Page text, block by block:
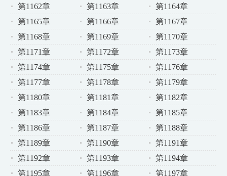
第1162章
第1163章
第1164章
第1165章
第1166章
第1167章
第1168章
第1169章
第1170章
第1171章
第1172章
第1173章
第1174章
第1175章
第1176章
第1177章
第1178章
第1179章
第1180章
第1181章
第1182章
第1183章
第1184章
第1185章
第1186章
第1187章
第1188章
第1189章
第1190章
第1191章
第1192章
第1193章
第1194章
第1195章
第1196章
第1197章